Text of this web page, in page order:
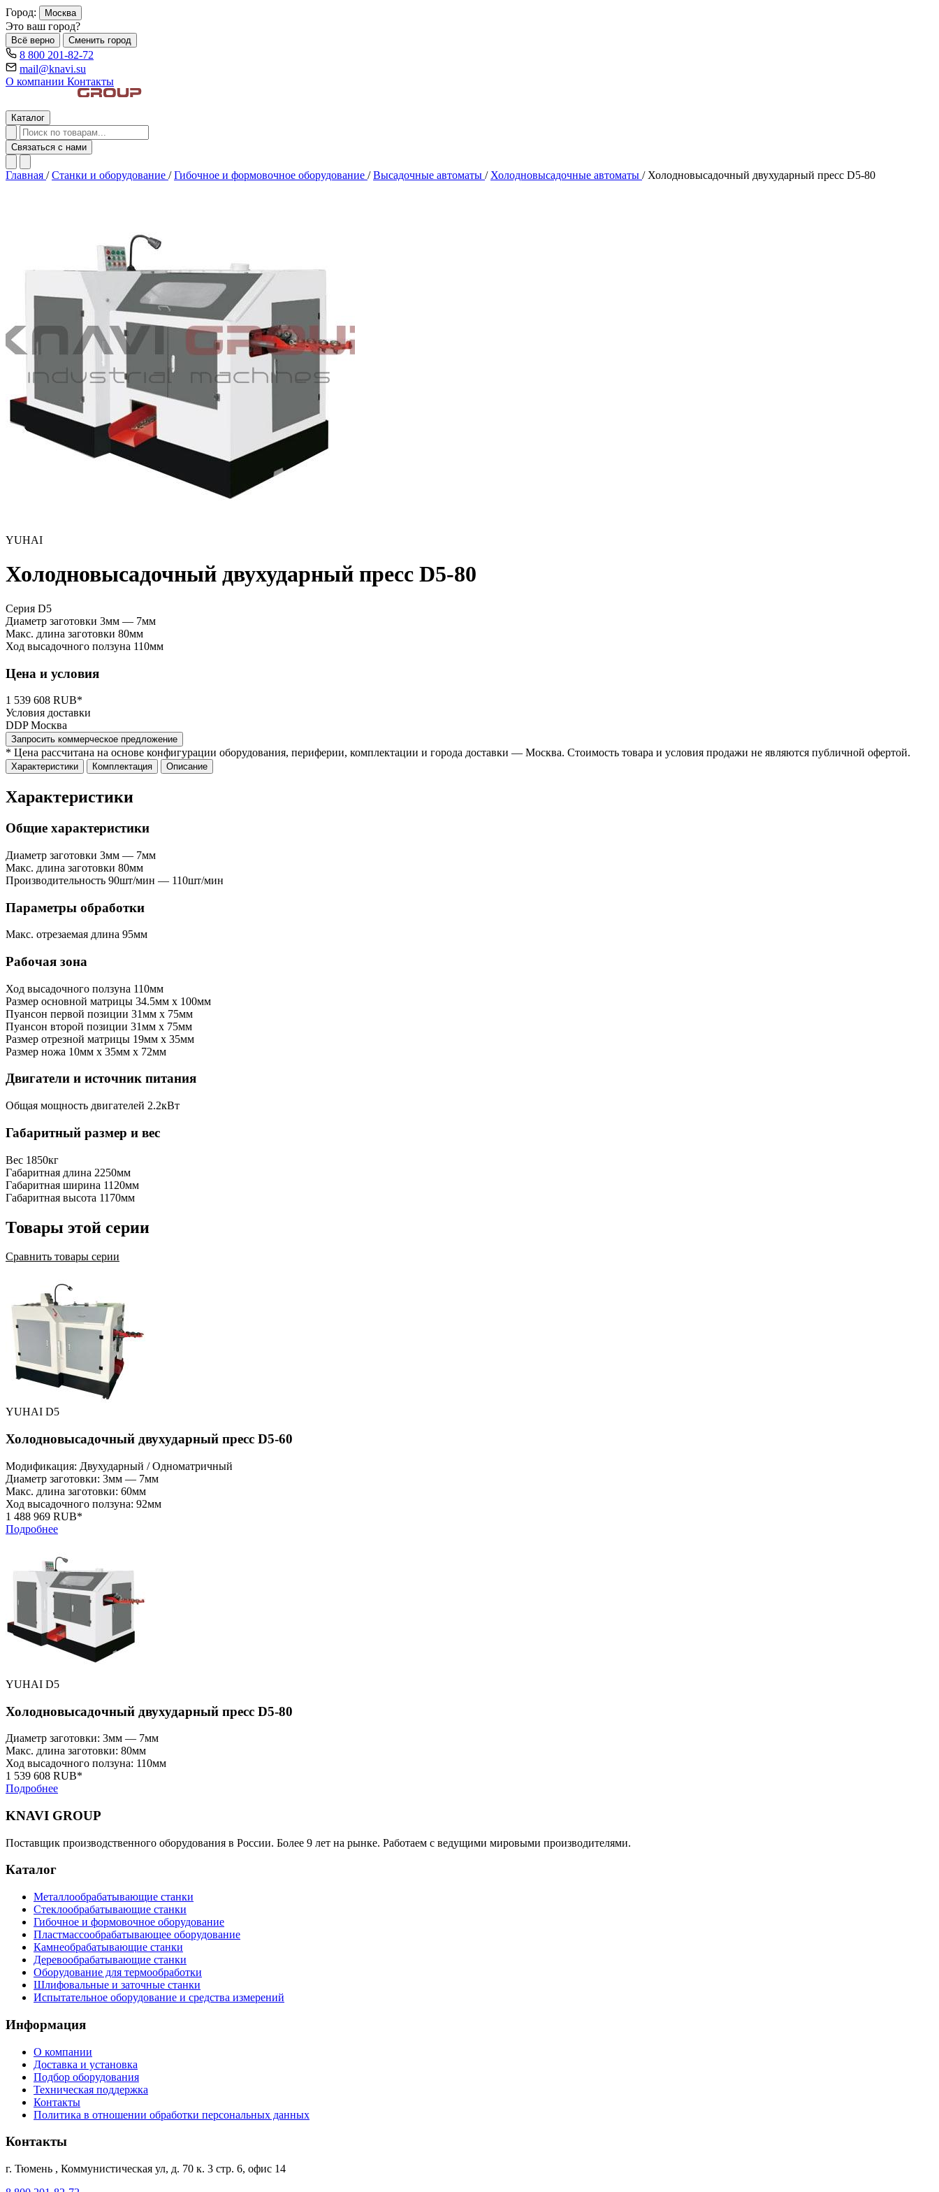
Город: Москва
Это ваш город?
Всё верно Сменить город
8 800 201-82-72
mail@knavi.su
О компании Контакты
Каталог
Связаться с нами
Главная / Станки и оборудование / Гибочное и формовочное оборудование / Высадочные автоматы / Холодновысадочные автоматы / Холодновысадочный двухударный пресс D5-80
YUHAI
Холодновысадочный двухударный пресс D5-80
Серия D5
Диаметр заготовки 3мм — 7мм
Макс. длина заготовки 80мм
Ход высадочного ползуна 110мм
Цена и условия
1 539 608 RUB*
Условия доставки
DDP Москва
Запросить коммерческое предложение
* Цена рассчитана на основе конфигурации оборудования, периферии, комплектации и города доставки — Москва. Стоимость товара и условия продажи не являются публичной офертой.
Характеристики Комплектация Описание
Характеристики
Общие характеристики
Диаметр заготовки 3мм — 7мм
Макс. длина заготовки 80мм
Производительность 90шт/мин — 110шт/мин
Параметры обработки
Макс. отрезаемая длина 95мм
Рабочая зона
Ход высадочного ползуна 110мм
Размер основной матрицы 34.5мм х 100мм
Пуансон первой позиции 31мм х 75мм
Пуансон второй позиции 31мм х 75мм
Размер отрезной матрицы 19мм х 35мм
Размер ножа 10мм х 35мм х 72мм
Двигатели и источник питания
Общая мощность двигателей 2.2кВт
Габаритный размер и вес
Вес 1850кг
Габаритная длина 2250мм
Габаритная ширина 1120мм
Габаритная высота 1170мм
Товары этой серии
Сравнить товары серии
YUHAI D5
Холодновысадочный двухударный пресс D5-60
Модификация: Двухударный / Одноматричный
Диаметр заготовки: 3мм — 7мм
Макс. длина заготовки: 60мм
Ход высадочного ползуна: 92мм
1 488 969 RUB*
Подробнее
YUHAI D5
Холодновысадочный двухударный пресс D5-80
Диаметр заготовки: 3мм — 7мм
Макс. длина заготовки: 80мм
Ход высадочного ползуна: 110мм
1 539 608 RUB*
Подробнее
KNAVI GROUP
Поставщик производственного оборудования в России. Более 9 лет на рынке. Работаем с ведущими мировыми производителями.
Каталог
Металлообрабатывающие станки
Стеклообрабатывающие станки
Гибочное и формовочное оборудование
Пластмассообрабатывающее оборудование
Камнеобрабатывающие станки
Деревообрабатывающие станки
Оборудование для термообработки
Шлифовальные и заточные станки
Испытательное оборудование и средства измерений
Информация
О компании
Доставка и установка
Подбор оборудования
Техническая поддержка
Контакты
Политика в отношении обработки персональных данных
Контакты
г. Тюмень , Коммунистическая ул, д. 70 к. 3 стр. 6, офис 14